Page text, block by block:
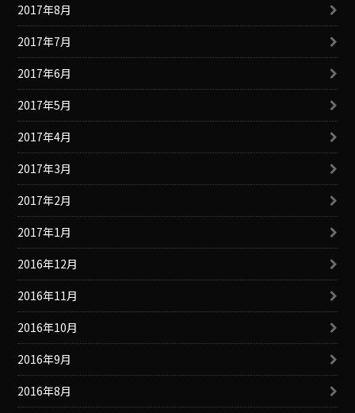
2017年8月
2017年7月
2017年6月
2017年5月
2017年4月
2017年3月
2017年2月
2017年1月
2016年12月
2016年11月
2016年10月
2016年9月
2016年8月